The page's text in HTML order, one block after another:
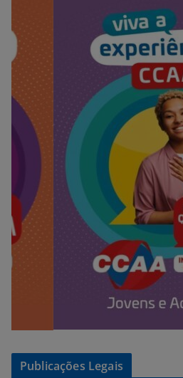
Publicações Legais